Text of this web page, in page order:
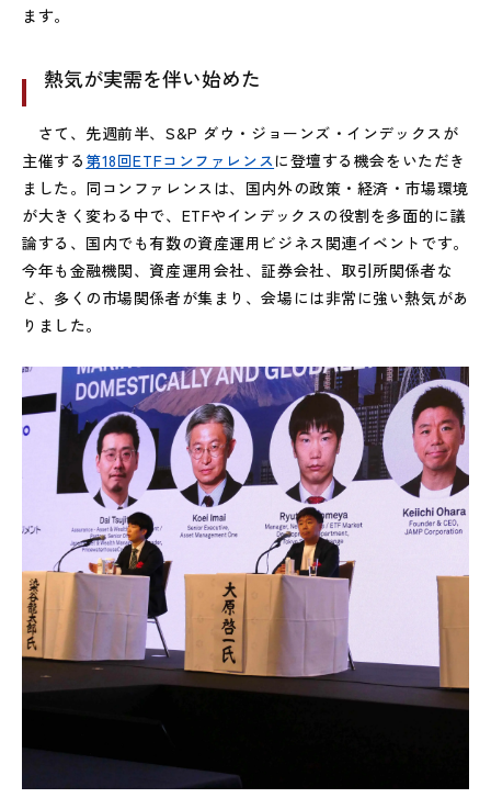
ます。
熱気が実需を伴い始めた
さて、先週前半、S&P ダウ・ジョーンズ・インデックスが
主催する 第18回ETFコンファレンスに登壇する機会をいただき
ました。同コンファレンスは、国内外の政策・経済・市場環境
が大きく変わる中で、ETFやインデックスの役割を多面的に議
論する、国内でも有数の資産運用ビジネス関連イベントです。
今年も金融機関、資産運用会社、証券会社、取引所関係者な
ど、多くの市場関係者が集まり、会場には非常に強い熱気があ
りました。